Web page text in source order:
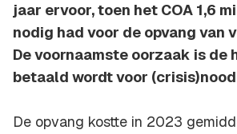
jaar ervoor, toen het COA 1,6
nodig had voor de opvang van
De voornaamste oorzaak is de
betaald wordt voor
De opvang kostte in 2023